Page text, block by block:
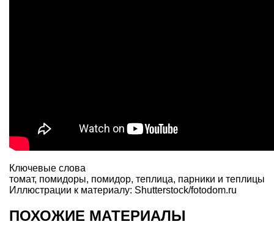
Ключевые слова
томат, помидоры, помидор, теплица, парники и теплицы
Иллюстрации к материалу: Shutterstock/fotodom.ru
ПОХОЖИЕ МАТЕРИАЛЫ